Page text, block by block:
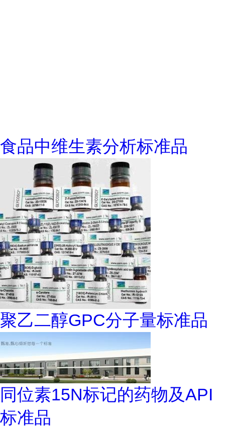
食品中维生素分析标准品
聚乙二醇GPC分子量标准品
同位素15N标记的药物及API
标准品